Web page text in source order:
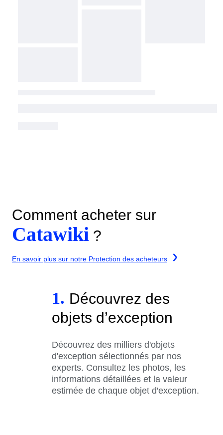
Comment acheter sur
Catawiki ?
En savoir plus sur notre Protection des acheteurs
1. Découvrez des
objets d’exception
Découvrez des milliers d'objets
d'exception sélectionnés par nos
experts. Consultez les photos, les
informations détaillées et la valeur
estimée de chaque objet d'exception.